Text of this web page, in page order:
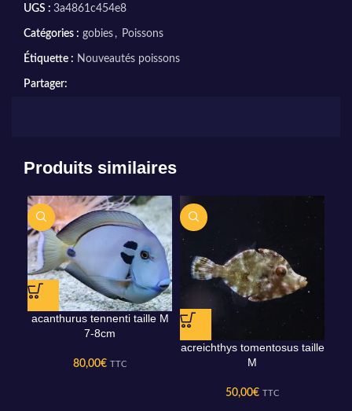
UGS : 3a4861c454e8
Catégories : gobies , Poissons
Étiquette : Nouveautés poissons
Partager:
Produits similaires
acanthurus tennenti taille M
7-8cm
80,00€ TTC
acreichthys tomentosus taille
M
50,00€ TTC